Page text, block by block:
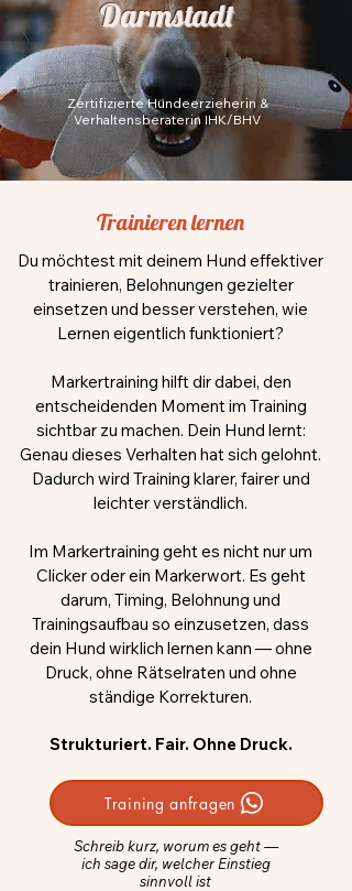
Darmstadt
Zertifizierte Hundeerzieherin &
Verhaltensberaterin IHK/BHV
Trainieren lernen
Du möchtest mit deinem Hund effektiver
trainieren, Belohnungen gezielter
einsetzen und besser verstehen, wie
Lernen eigentlich funktioniert?
Markertraining hilft dir dabei, den
entscheidenden Moment im Training
sichtbar zu machen. Dein Hund lernt:
Genau dieses Verhalten hat sich gelohnt.
Dadurch wird Training klarer, fairer und
leichter verständlich.
Im Markertraining geht es nicht nur um
Clicker oder ein Markerwort. Es geht
darum, Timing, Belohnung und
Trainingsaufbau so einzusetzen, dass
dein Hund wirklich lernen kann — ohne
Druck, ohne Rätselraten und ohne
ständige Korrekturen.
Strukturiert. Fair. Ohne Druck.
Training anfragen
Schreib kurz, worum es geht —
ich sage dir, welcher Einstieg
sinnvoll ist